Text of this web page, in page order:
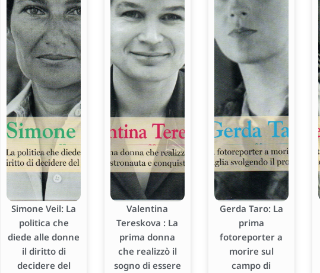
Simone Veil: La
politica che
diede alle donne
il diritto di
decidere del
Valentina
Tereskova : La
prima donna
che realizzò il
sogno di essere
Gerda Taro: La
prima
fotoreporter a
morire sul
campo di